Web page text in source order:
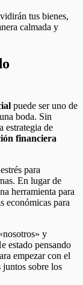
tus bienes,
calmada y
puede ser uno de
boda. Sin
estrategia de
financiera
para
En lugar de
herramienta para
económicas para
y
estado pensando
empezar con el
sobre los